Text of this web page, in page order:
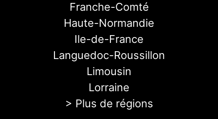
Franche-Comté
Haute-Normandie
Ile-de-France
Languedoc-Roussillon
Limousin
Lorraine
> Plus de régions